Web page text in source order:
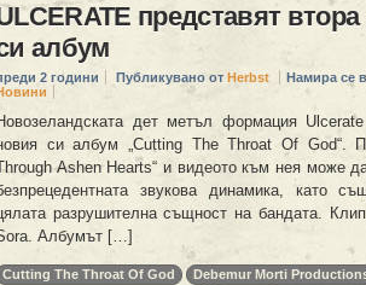
представят
албум
2 години Публикувано от Herbst Намира се в
дет метъл формация
си албум „Cutting The Throat Of God“.
Ashen Hearts“ и видеото към нея може
звукова динамика, като
разрушителна същност на бандата.
Албумът […]
Cutting The Throat Of God
Debemur Morti